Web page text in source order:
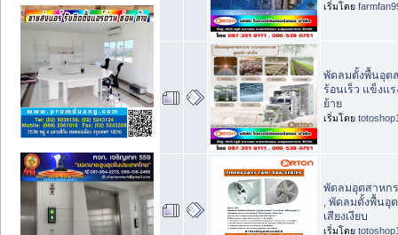
เริ่มโดย
พัดลมตั้งพื้นอุต
ร้อนเร็ว แข็งแ
ย้าย
เริ่มโดย
พัดลมอุตสาหก
, พัดลมตั้งพื้นอุ
เสียงเงียบ
เริ่มโดย